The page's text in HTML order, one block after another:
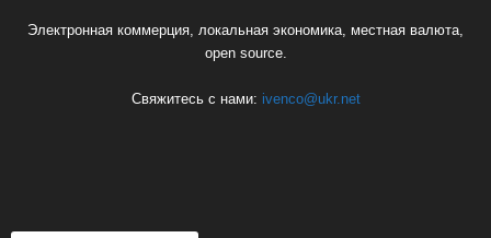
Электронная коммерция, локальная экономика, местная валюта,
open source.
Свяжитесь с нами: ivenco@ukr.net